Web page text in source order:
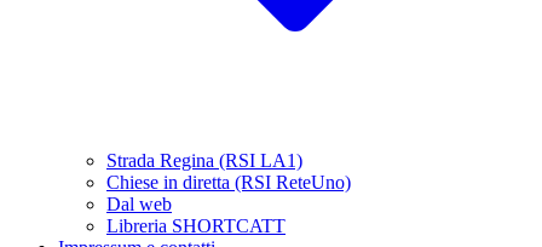
Strada Regina (RSI LA1)
Chiese in diretta (RSI ReteUno)
Dal web
Libreria SHORTCATT